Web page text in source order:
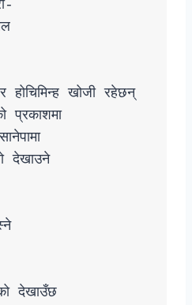
होचिमिन्ह खोजी रहेछन्
प्रकाशमा
देखाउने
देखाउँछ